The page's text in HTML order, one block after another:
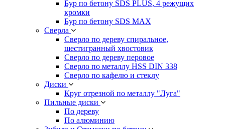
Бур по бетону SDS PLUS, 4 режущих
кромки
Бур по бетону SDS MAX
Сверла
Сверло по дереву спиральное,
шестигранный хвостовик
Сверло по дереву перовое
Сверло по металлу HSS DIN 338
Сверло по кафелю и стеклу
Диски
Круг отрезной по металлу "Луга"
Пильные диски
По дереву
По алюминию